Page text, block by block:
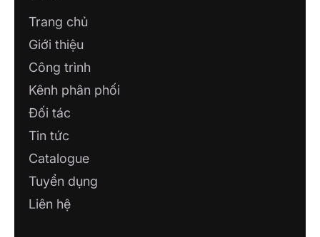
Trang chủ
Giới thiệu
Công trình
Kênh phân phối
Đối tác
Tin tức
Catalogue
Tuyển dụng
Liên hệ